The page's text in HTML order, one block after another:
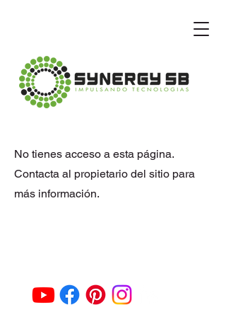
No tienes acceso a esta página.
Contacta al propietario del sitio para
más información.